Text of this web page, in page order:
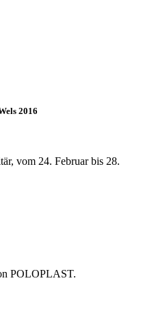
2016
vom 24. Februar bis 28.
POLOPLAST.